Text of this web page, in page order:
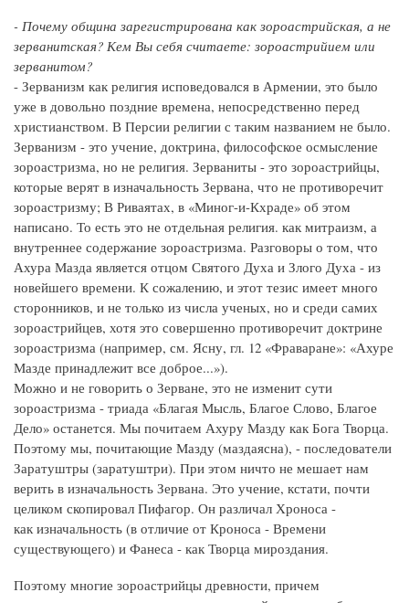
- Почему община зарегистрирована как зороастрийская, а не
зерванитская? Кем Вы себя считаете: зороастрийием или
зерванитом?
- Зерванизм как религия исповедовался в Армении, это было
уже в довольно поздние времена, непосредственно перед
христианством. В Персии религии с таким названием не было.
Зерванизм - это учение, доктрина, философское осмысление
зороастризма, но не религия. Зерваниты - это зороастрийцы,
которые верят в изначальность Зервана, что не противоречит
зороастризму; В Риваятах, в «Миног-и-Кхраде» об этом
написано. То есть это не отдельная религия. как митраизм, а
внутреннее содержание зороастризма. Разговоры о том, что
Ахура Мазда является отцом Святого Духа и Злого Духа - из
новейшего времени. К сожалению, и этот тезис имеет много
сторонников, и не только из числа ученых, но и среди самих
зороастрийцев, хотя это совершенно противоречит доктрине
зороастризма (например, см. Ясну, гл. 12 «Фраваране»: «Ахуре
Мазде принадлежит все доброе...»).
Можно и не говорить о Зерване, это не изменит сути
зороастризма - триада «Благая Мысль, Благое Слово, Благое
Дело» останется. Мы почитаем Ахуру Мазду как Бога Творца.
Поэтому мы, почитающие Мазду (маздаясна), - последователи
Заратуштры (заратуштри). При этом ничто не мешает нам
верить в изначальность Зервана. Это учение, кстати, почти
целиком скопировал Пифагор. Он различал Хроноса -
как изначальность (в отличие от Кроноса - Времени
существующего) и Фанеса - как Творца мироздания.
Поэтому многие зороастрийцы древности, причем